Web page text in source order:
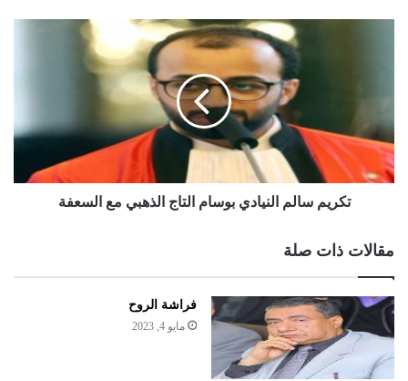
تكريم سالم النيادي بوسام التاج الذهبي مع السعفة
مقالات ذات صلة
فراشة الروح
مايو 4, 2023